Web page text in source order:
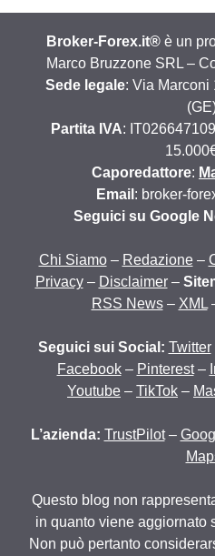
Broker-Forex.it® è un
Marco Bruzzone SRL –
Sede legale: Via Marconi
Partita IVA:
Caporedattore:
Email : broker-
Seguici su Google
Chi Siamo– Redazione–
Privacy– Disclaimer–
RSS News– XML
Seguici sui Social: Twitter
Facebook– Pinterest–
Youtube – TikTok –
L’azienda: TrustPilot–
Questo blog non
in quanto viene aggiornato
Non può pertanto